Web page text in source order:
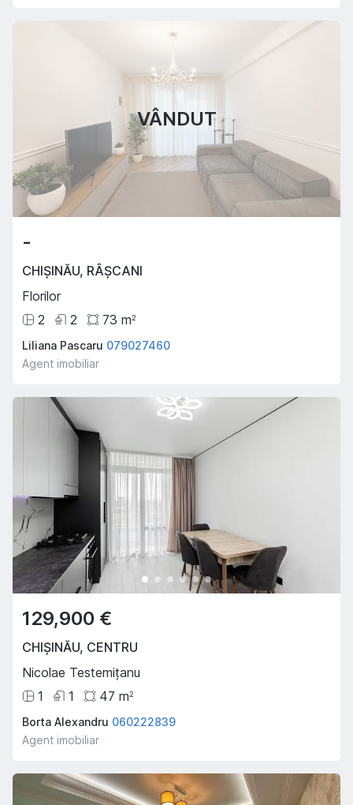
VÂNDUT
-
CHIȘINĂU, RÂȘCANI
Florilor
2
2 73 m2
Liliana Pascaru 079027460
Agent imobiliar
129,900 €
CHIȘINĂU, CENTRU
Nicolae Testemițanu
1
1 47 m2
Borta Alexandru 060222839
Agent imobiliar